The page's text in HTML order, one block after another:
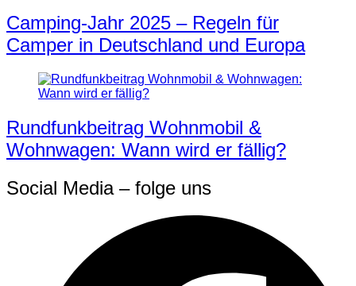
Camping-Jahr 2025 – Regeln für
Camper in Deutschland und Europa
Rundfunkbeitrag Wohnmobil &
Wohnwagen: Wann wird er fällig?
Social Media – folge uns